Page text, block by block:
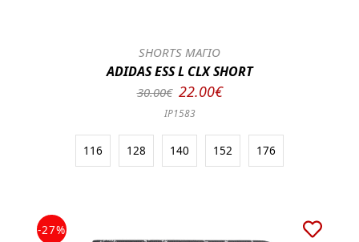
SHORTS ΜΑΓΙΟ
ADIDAS ESS L CLX SHORT
30.00€ 22.00€
IP1583
116 128 140 152 176
-27%